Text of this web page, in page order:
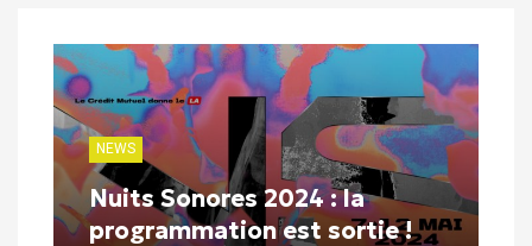
NEWS
Nuits Sonores 2024 : la
programmation est sortie !